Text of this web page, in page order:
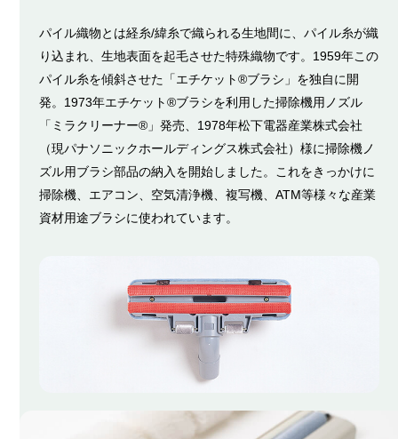
パイル織物とは経糸/緯糸で織られる生地間に、パイル糸が織
り込まれ、生地表面を起毛させた特殊織物です。1959年この
パイル糸を傾斜させた「エチケット®ブラシ」を独自に開
発。1973年エチケット®ブラシを利用した掃除機用ノズル
「ミラクリーナー®」発売、1978年松下電器産業株式会社
（現パナソニックホールディングス株式会社）様に掃除機ノ
ズル用ブラシ部品の納入を開始しました。これをきっかけに
掃除機、エアコン、空気清浄機、複写機、ATM等様々な産業
資材用途ブラシに使われています。